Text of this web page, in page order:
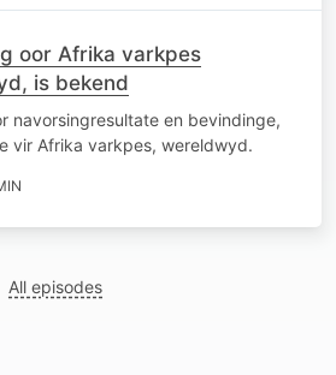
oor Afrika varkpes
is bekend
navorsingresultate en bevindinge,
vir Afrika varkpes, wereldwyd.
All episodes